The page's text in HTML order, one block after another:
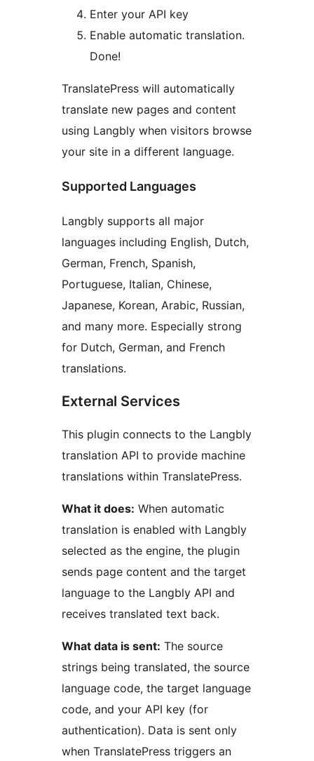
Enter your API key
Enable automatic translation.
Done!
TranslatePress will automatically
translate new pages and content
using Langbly when visitors browse
your site in a different language.
Supported Languages
Langbly supports all major
languages including English, Dutch,
German, French, Spanish,
Portuguese, Italian, Chinese,
Japanese, Korean, Arabic, Russian,
and many more. Especially strong
for Dutch, German, and French
translations.
External Services
This plugin connects to the Langbly
translation API to provide machine
translations within TranslatePress.
What it does: When automatic
translation is enabled with Langbly
selected as the engine, the plugin
sends page content and the target
language to the Langbly API and
receives translated text back.
What data is sent: The source
strings being translated, the source
language code, the target language
code, and your API key (for
authentication). Data is sent only
when TranslatePress triggers an